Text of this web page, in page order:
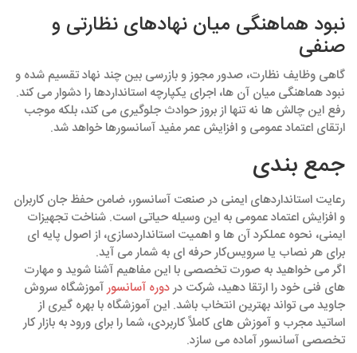
نبود هماهنگی میان نهادهای نظارتی و
صنفی
گاهی وظایف نظارت، صدور مجوز و بازرسی بین چند نهاد تقسیم شده و
نبود هماهنگی میان آن‌ ها، اجرای یکپارچه استانداردها را دشوار می‌ کند.
رفع این چالش‌ ها نه‌ تنها از بروز حوادث جلوگیری می‌ کند، بلکه موجب
ارتقای اعتماد عمومی و افزایش عمر مفید آسانسورها خواهد شد.
جمع‌ بندی
رعایت استانداردهای ایمنی در صنعت آسانسور، ضامن حفظ جان کاربران
و افزایش اعتماد عمومی به این وسیله حیاتی است. شناخت تجهیزات
ایمنی، نحوه عملکرد آن‌ ها و اهمیت استانداردسازی، از اصول پایه‌ ای
برای هر نصاب یا سرویس‌کار حرفه‌ ای به شمار می‌ آید.
اگر می‌ خواهید به‌ صورت تخصصی با این مفاهیم آشنا شوید و مهارت‌
های فنی خود را ارتقا دهید، شرکت دردوره آسانسورآموزشگاه سروش
جاوید می‌ تواند بهترین انتخاب باشد. این آموزشگاه با بهره‌ گیری از
اساتید مجرب و آموزش‌ های کاملاً کاربردی، شما را برای ورود به بازار کار
تخصصی آسانسور آماده می‌ سازد.